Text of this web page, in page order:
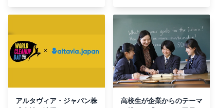
アルタヴィア・ジャパン株
高校生が企業からのテーマ